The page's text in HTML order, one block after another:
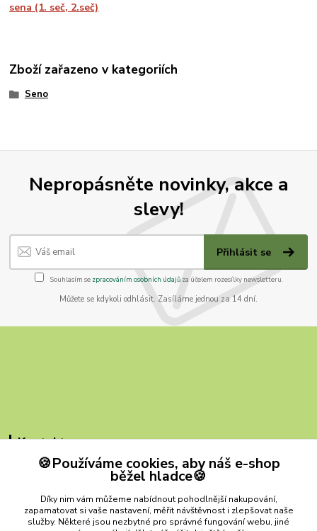
sena (1. seč, 2.seč)
Zboží zařazeno v kategoriích
Seno
Nepropásněte novinky, akce a
slevy!
Přihlásit se
Souhlasím se zpracováním osobních údajůza účelem rozesílky newsletteru.
Můžete se kdykoli odhlásit. Zasíláme jednou za 14 dní.
Kontakty
ZB MILVI
+420 607 419 780
(Po-Pá, 9-15 hod.)
zbmilvi@email.cz
🍪Používáme cookies, aby náš e-shop
běžel hladce🍪
Díky nim vám můžeme nabídnout pohodlnější nakupování,
zapamatovat si vaše nastavení, měřit návštěvnost i zlepšovat naše
služby. Některé jsou nezbytné pro správné fungování webu, jiné